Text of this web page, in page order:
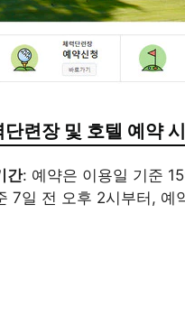
련장 및 호텔 예약
간: 예약은 이용일 기준
7일 전 오후 2시부터, 예